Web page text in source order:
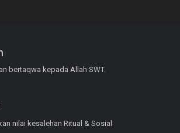
bertaqwa kepada Allah SWT.
nilai kesalehan Ritual & Sosial